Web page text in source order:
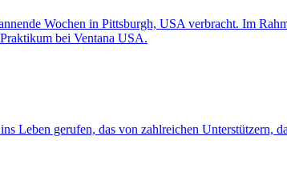
Wochen in Pittsburgh, USA verbracht. Im
bei Ventana USA.
Leben gerufen, das von zahlreichen Unterstützern,